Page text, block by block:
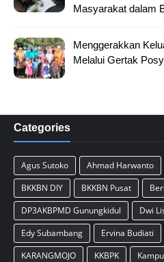
Masyarakat dalam
Menggerakkan
Melalui Gertak
Categories
Agus Sutoko Ahmad Harwanto
BKKBN DIY
BKKBN Pusat
DP3AKBPMD Gunungkidul
Dwi
Edy Subambang
Ervina Budiati
KARANGMOJO
KKBPK